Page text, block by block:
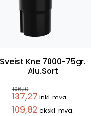
Sveist Kne 7000-75gr.
Alu.Sort
196,10
137,27 inkl. mva.
109,82 ekskl. mva.